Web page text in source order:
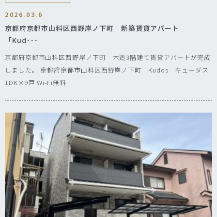
2026.03.6
京都府京都市山科区西野岸ノ下町 新築賃貸アパート
「Kud･･･
京都府京都市山科区西野岸ノ下町 木造3階建て賃貸アパートが完成
しました。 京都府京都市山科区西野岸ノ下町 Kudos キューダス
1DK×9戸 Wi-Fi無料